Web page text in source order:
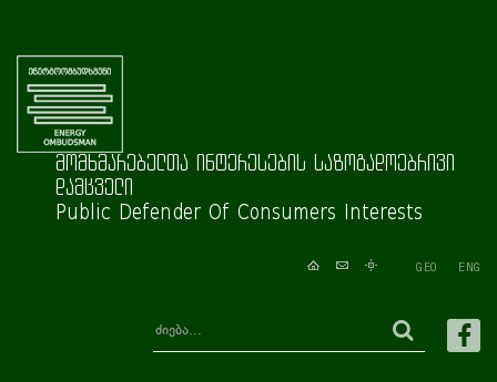
მომხმარებელთა ინტერესების საზოგადოებრივი
დამცველი
Public Defender Of Consumers Interests
GEO ENG